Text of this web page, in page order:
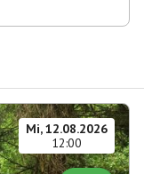
Mi, 12.08.2026
12:00